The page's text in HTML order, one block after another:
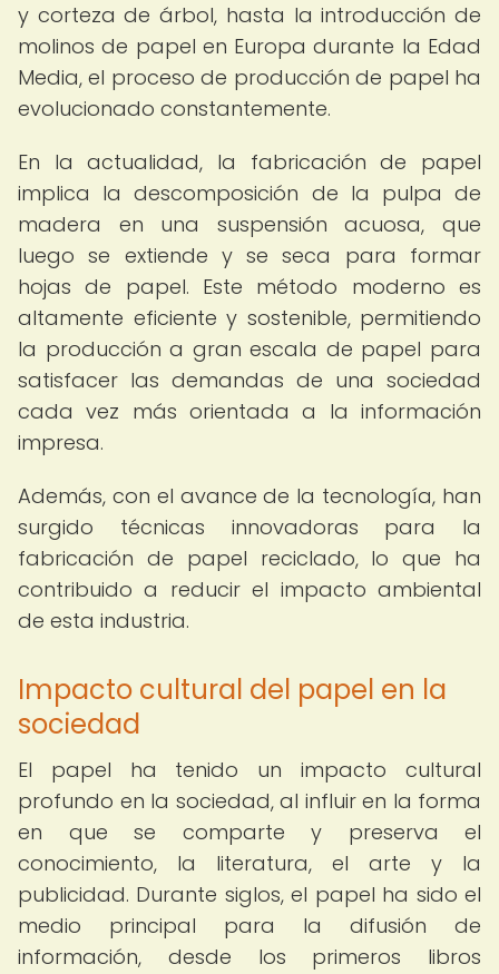
y corteza de árbol, hasta la introducción de
molinos de papel en Europa durante la Edad
Media, el proceso de producción de papel ha
evolucionado constantemente.
En la actualidad, la fabricación de papel
implica la descomposición de la pulpa de
madera en una suspensión acuosa, que
luego se extiende y se seca para formar
hojas de papel. Este método moderno es
altamente eficiente y sostenible, permitiendo
la producción a gran escala de papel para
satisfacer las demandas de una sociedad
cada vez más orientada a la información
impresa.
Además, con el avance de la tecnología, han
surgido técnicas innovadoras para la
fabricación de papel reciclado, lo que ha
contribuido a reducir el impacto ambiental
de esta industria.
Impacto cultural del papel en la
sociedad
El papel ha tenido un impacto cultural
profundo en la sociedad, al influir en la forma
en que se comparte y preserva el
conocimiento, la literatura, el arte y la
publicidad. Durante siglos, el papel ha sido el
medio principal para la difusión de
información, desde los primeros libros